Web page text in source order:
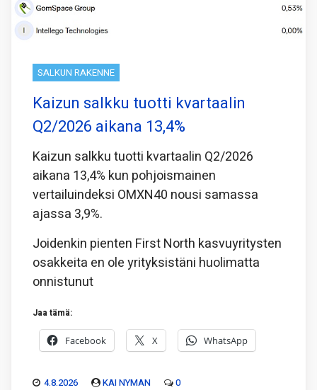
SALKUN RAKENNE
Kaizun salkku tuotti kvartaalin
Q2/2026 aikana 13,4%
Kaizun salkku tuotti kvartaalin Q2/2026
aikana 13,4% kun pohjoismainen
vertailuindeksi OMXN40 nousi samassa
ajassa 3,9%.
Joidenkin pienten First North kasvuyritysten
osakkeita en ole yrityksistäni huolimatta
onnistunut
Jaa tämä:
Facebook X WhatsApp
4.8.2026 KAI NYMAN 0